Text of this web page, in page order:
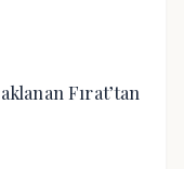
Fırat’tan